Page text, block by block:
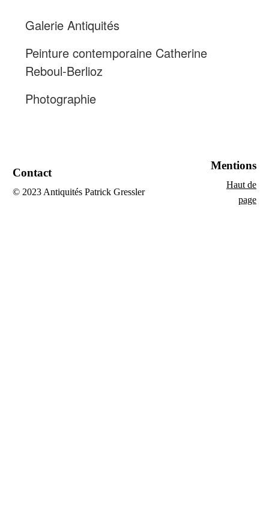
Galerie Antiquités
Peinture contemporaine Catherine
Reboul-Berlioz
Photographie
Contact
© 2023 Antiquités Patrick Gressler
Mentions
Haut de
page